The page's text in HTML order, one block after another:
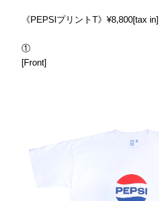
《PEPSIプリントT》¥8,800[tax in]
①
[Front]